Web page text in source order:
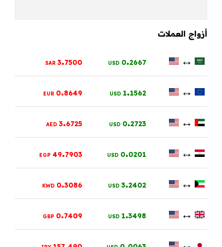
أزواج العملات
↔
0.2667
USD
3.7500
SAR
↔
1.1562
USD
0.8649
EUR
↔
0.2723
USD
3.6725
AED
↔
0.0201
USD
49.7903
EGP
↔
3.2402
USD
0.3086
KWD
↔
1.3498
USD
0.7409
GBP